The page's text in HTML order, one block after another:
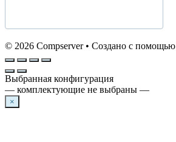
© 2026 Compserver• Создано с помощью
Выбранная конфигурация
— комплектующие не выбраны —
×